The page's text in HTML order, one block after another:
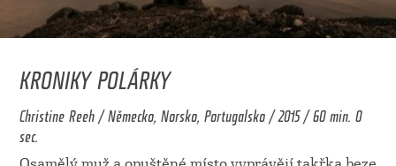
KRONIKY POLÁRKY
Christine Reeh / Německo, Norsko, Portugalsko / 2015 / 60 min. 0
sec.